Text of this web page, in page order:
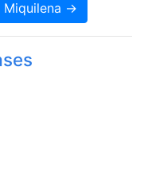
Miquilena →